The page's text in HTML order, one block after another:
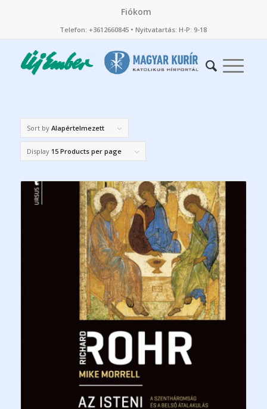
Fiókom
Telefon: +3612660845 • Nyitvatartás: H-P: 9-18
Sort by Alapértelmezett
Display 15 Products per page